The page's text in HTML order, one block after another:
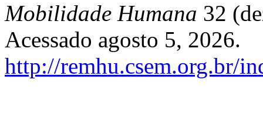
Mobilidade Humana 32
Acessado agosto 5, 2026.
http://remhu.csem.org.br/